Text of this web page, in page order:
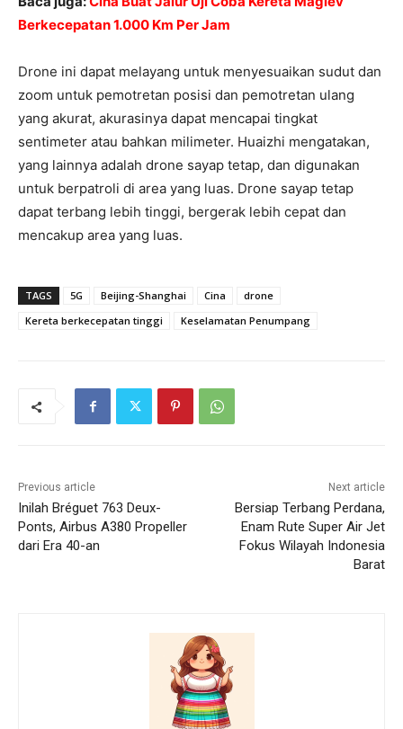
Berkecepatan 1.000 Km Per Jam
Drone ini dapat melayang untuk menyesuaikan sudut dan
zoom untuk pemotretan posisi dan pemotretan ulang
yang akurat, akurasinya dapat mencapai tingkat
sentimeter atau bahkan milimeter. Huaizhi mengatakan,
yang lainnya adalah drone sayap tetap, dan digunakan
untuk berpatroli di area yang luas. Drone sayap tetap
dapat terbang lebih tinggi, bergerak lebih cepat dan
mencakup area yang luas.
TAGS 5G Beijing-Shanghai Cina
drone
Kereta berkecepatan tinggi
Keselamatan Penumpang
Previous article
Inilah Bréguet 763 Deux-
Ponts, Airbus A380 Propeller
dari Era 40-an
Next article
Bersiap Terbang Perdana,
Enam Rute Super Air Jet
Fokus Wilayah Indonesia
Barat